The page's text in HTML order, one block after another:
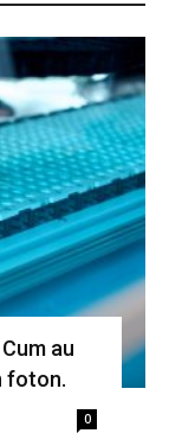
au
foton.
0